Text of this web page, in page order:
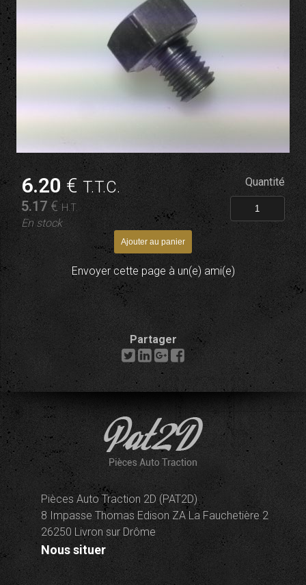
6.20 €T.T.C.
5.17 €H.T.
En stock
Quantité
Envoyer cette page à un(e) ami(e)
Partager
Pièces Auto Traction 2D (PAT2D)
8 Impasse Thomas Edison ZA La Fauchetière 2
26250 Livron sur Drôme
Nous situer